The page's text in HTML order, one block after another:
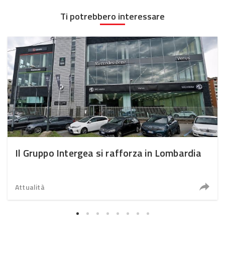
Ti potrebbero interessare
Il Gruppo Intergea si rafforza in Lombardia
Attualità